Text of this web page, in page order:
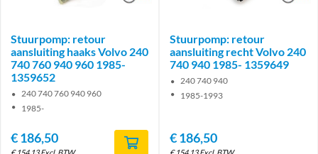
Stuurpomp: retour
aansluiting haaks Volvo 240
740 760 940 960 1985-
1359652
240 740 760 940 960
1985-
€186,50
€154,13 Excl. BTW
Stuurpomp: retour
aansluiting recht Volvo 240
740 940 1985- 1359649
240 740 940
1985-1993
€186,50
€154,13 Excl. BTW